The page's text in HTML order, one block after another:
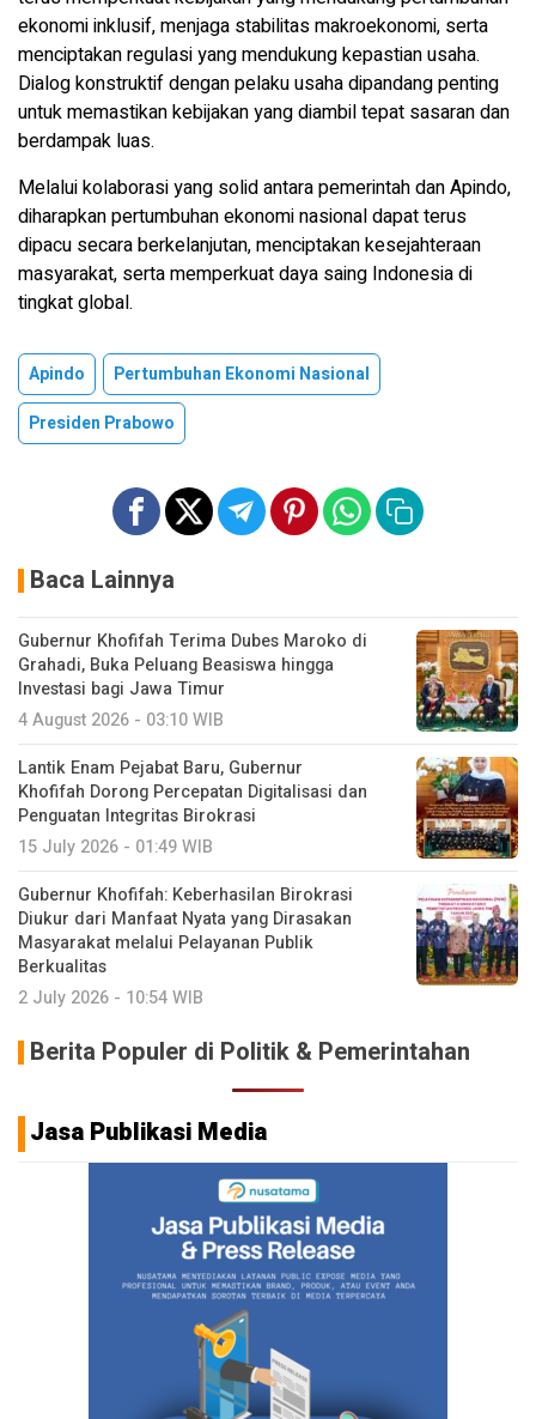
ekonomi inklusif, menjaga stabilitas makroekonomi, serta
menciptakan regulasi yang mendukung kepastian usaha.
Dialog konstruktif dengan pelaku usaha dipandang penting
untuk memastikan kebijakan yang diambil tepat sasaran dan
berdampak luas.
Melalui kolaborasi yang solid antara pemerintah dan Apindo,
diharapkan pertumbuhan ekonomi nasional dapat terus
dipacu secara berkelanjutan, menciptakan kesejahteraan
masyarakat, serta memperkuat daya saing Indonesia di
tingkat global.
Apindo
Pertumbuhan Ekonomi Nasional
Presiden Prabowo
Baca Lainnya
Gubernur Khofifah Terima Dubes Maroko di
Grahadi, Buka Peluang Beasiswa hingga
Investasi bagi Jawa Timur
4 August 2026 - 03:10 WIB
Lantik Enam Pejabat Baru, Gubernur
Khofifah Dorong Percepatan Digitalisasi dan
Penguatan Integritas Birokrasi
15 July 2026 - 01:49 WIB
Gubernur Khofifah: Keberhasilan Birokrasi
Diukur dari Manfaat Nyata yang Dirasakan
Masyarakat melalui Pelayanan Publik
Berkualitas
2 July 2026 - 10:54 WIB
Berita Populer di Politik & Pemerintahan
Jasa Publikasi Media